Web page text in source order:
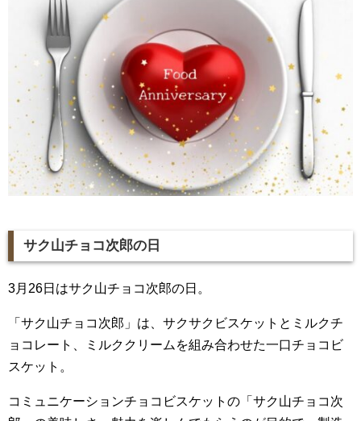
サク山チョコ次郎の日
3月26日はサク山チョコ次郎の日。
「サク山チョコ次郎」は、サクサクビスケットとミルクチ
ョコレート、ミルククリームを組み合わせた一口チョコビ
スケット。
コミュニケーションチョコビスケットの「サク山チョコ次